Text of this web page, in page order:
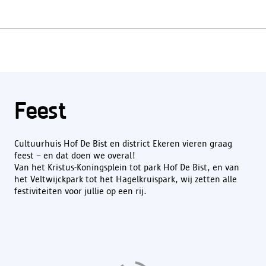
Feest
Cultuurhuis Hof De Bist en district Ekeren vieren graag
feest – en dat doen we overal!
Van het Kristus-Koningsplein tot park Hof De Bist, en van
het Veltwijckpark tot het Hagelkruispark, wij zetten alle
festiviteiten voor jullie op een rij.